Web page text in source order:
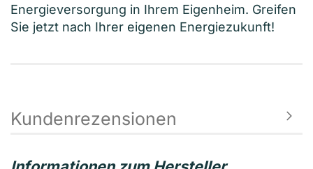
Energieversorgung in Ihrem Eigenheim. Greifen
Sie jetzt nach Ihrer eigenen Energiezukunft!
Kundenrezensionen